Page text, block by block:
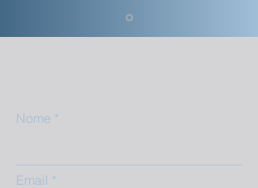
Nome
Email